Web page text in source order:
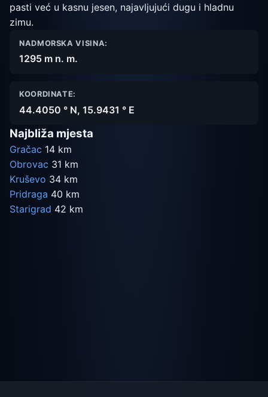
pasti već u kasnu jesen, najavljujući dugu i hladnu
zimu.
NADMORSKA VISINA:
1295 m n. m.
KOORDINATE:
44.4050 ° N, 15.9431 ° E
Najbliža mjesta
Gračac 14 km
Obrovac 31 km
Kruševo 34 km
Pridraga 40 km
Starigrad 42 km